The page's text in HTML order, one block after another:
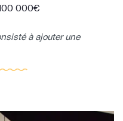
000€
à ajouter une